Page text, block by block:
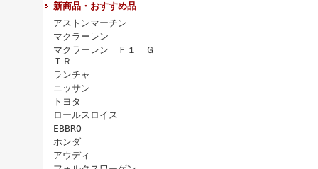
新商品・おすすめ品
アストンマーチン
マクラーレン
マクラーレン Ｆ１ Ｇ
ＴＲ
ランチャ
ニッサン
トヨタ
ロールスロイス
EBBRO
ホンダ
アウディ